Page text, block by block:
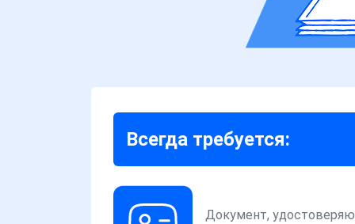
Всегда требуется:
Документ,